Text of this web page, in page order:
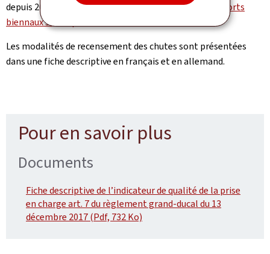
depuis 2019 et les résultats sont publiés dans les
rapports
biennaux sur la qualité
Les modalités de recensement des chutes sont présentées
dans une fiche descriptive en français et en allemand.
Pour en savoir plus
Documents
Fiche descriptive de l’indicateur de qualité de la prise
en charge art. 7 du règlement grand-ducal du 13
décembre 2017 (Pdf, 732 Ko)